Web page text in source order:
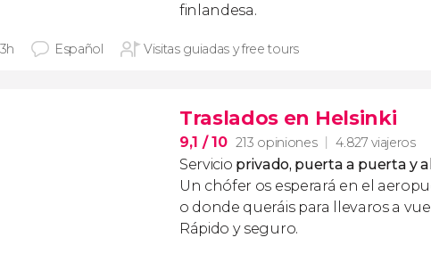
finlandesa.
Español Visitas guiadas y free tours
Traslados en Helsinki
9,1 / 10 213 opiniones 4.827 viajeros
Servicio privado, puerta a puerta y
Un chófer os esperará en el
o donde queráis para llevaros a
Rápido y seguro.